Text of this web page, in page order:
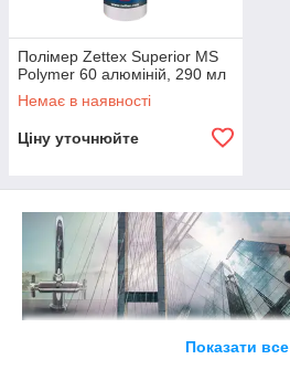
Полімер Zettex Superior MS
Polymer 60 алюміній, 290 мл
Немає в наявності
Ціну уточнюйте
Показати все